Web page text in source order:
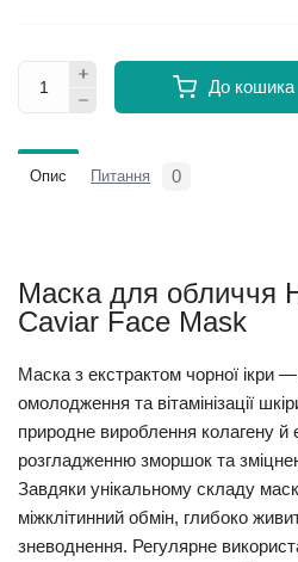
До кошика
Опис Питання 0
Маска для обличчя
Caviar Face Mask
Маска з екстрактом чорної ікри
омолодження та вітамінізації
природне вироблення колагену й
розгладженню зморшок та
Завдяки унікальному складу
міжклітинний обмін, глибоко
зневоднення. Регулярне